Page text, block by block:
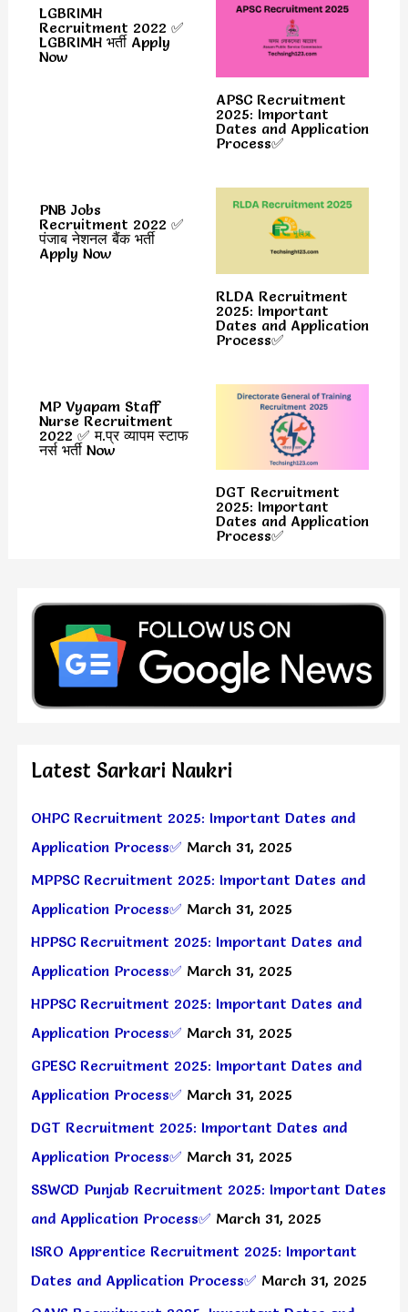
LGBRIMH
Recruitment 2022 ✅
LGBRIMH भर्ती Apply
Now
APSC Recruitment
2025: Important
Dates and Application
Process✅
PNB Jobs
Recruitment 2022 ✅
पंजाब नेशनल बैंक भर्ती
Apply Now
RLDA Recruitment
2025: Important
Dates and Application
Process✅
MP Vyapam Staff
Nurse Recruitment
2022 ✅ म.प्र व्यापम स्टाफ
नर्स भर्ती Now
DGT Recruitment
2025: Important
Dates and Application
Process✅
Latest Sarkari Naukri
OHPC Recruitment 2025: Important Dates and
Application Process✅ March 31, 2025
MPPSC Recruitment 2025: Important Dates and
Application Process✅ March 31, 2025
HPPSC Recruitment 2025: Important Dates and
Application Process✅ March 31, 2025
HPPSC Recruitment 2025: Important Dates and
Application Process✅ March 31, 2025
GPESC Recruitment 2025: Important Dates and
Application Process✅ March 31, 2025
DGT Recruitment 2025: Important Dates and
Application Process✅ March 31, 2025
SSWCD Punjab Recruitment 2025: Important Dates
and Application Process✅ March 31, 2025
ISRO Apprentice Recruitment 2025: Important
Dates and Application Process✅ March 31, 2025